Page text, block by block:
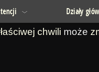
Działy
chwili może